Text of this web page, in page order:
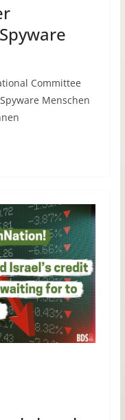
Committee
Menschen